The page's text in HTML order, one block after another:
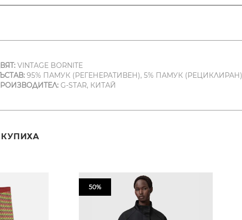
VINTAGE BORNITE
95% ПАМУК (РЕГЕНЕРАТИВЕН), 5% ПАМУК (РЕЦИКЛИРАН)
G-STAR, КИТАЙ
50%